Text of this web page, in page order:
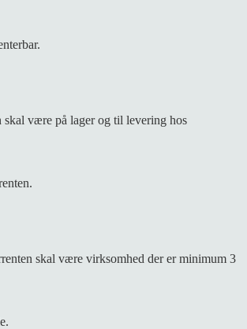
skal være på lager og til levering hos
skal være virksomhed der er minimum 3